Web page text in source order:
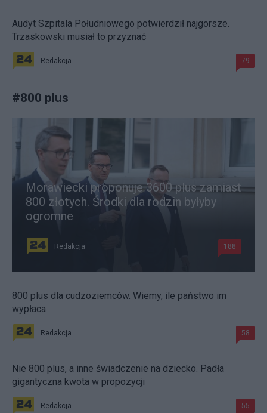
Audyt Szpitala Południowego potwierdził najgorsze.
Trzaskowski musiał to przyznać
Redakcja 79
#800 plus
Morawiecki proponuje 3600 plus zamiast
800 złotych. Środki dla rodzin byłyby
ogromne
Redakcja 188
800 plus dla cudzoziemców. Wiemy, ile państwo im
wypłaca
Redakcja 58
Nie 800 plus, a inne świadczenie na dziecko. Padła
gigantyczna kwota w propozycji
Redakcja 55